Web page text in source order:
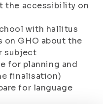
the accessibility on
with hallitus
on GHO about the
subject
for planning and
finalisation)
for language